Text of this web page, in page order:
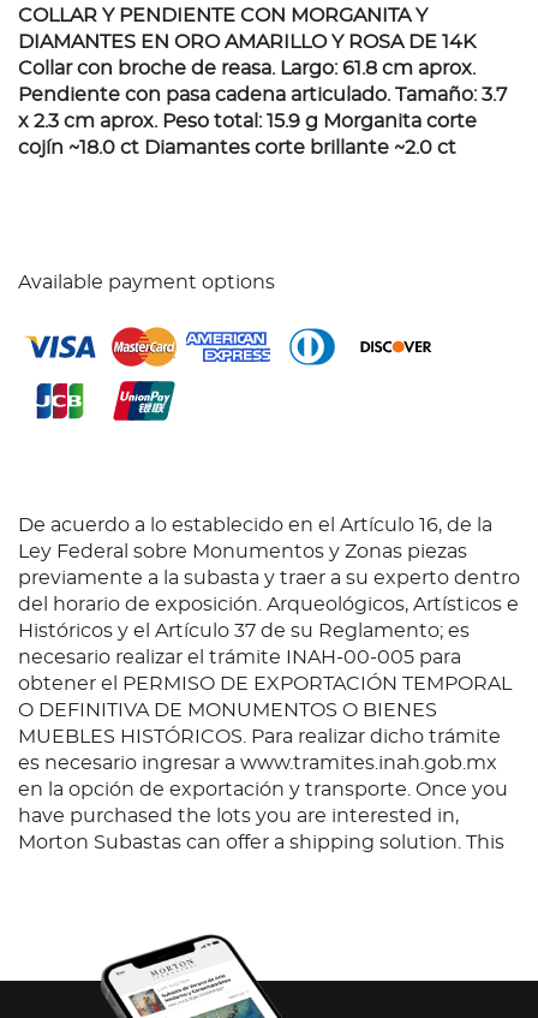
COLLAR Y PENDIENTE CON MORGANITA Y
DIAMANTES EN ORO AMARILLO Y ROSA DE 14K
Collar con broche de reasa. Largo: 61.8 cm aprox.
Pendiente con pasa cadena articulado. Tamaño: 3.7
x 2.3 cm aprox. Peso total: 15.9 g Morganita corte
cojín ~18.0 ct Diamantes corte brillante ~2.0 ct
Available payment options
De acuerdo a lo establecido en el Artículo 16, de la
Ley Federal sobre Monumentos y Zonas piezas
previamente a la subasta y traer a su experto dentro
del horario de exposición. Arqueológicos, Artísticos e
Históricos y el Artículo 37 de su Reglamento; es
necesario realizar el trámite INAH-00-005 para
obtener el PERMISO DE EXPORTACIÓN TEMPORAL
O DEFINITIVA DE MONUMENTOS O BIENES
MUEBLES HISTÓRICOS. Para realizar dicho trámite
es necesario ingresar a www.tramites.inah.gob.mx
en la opción de exportación y transporte. Once you
have purchased the lots you are interested in,
Morton Subastas can offer a shipping solution. This